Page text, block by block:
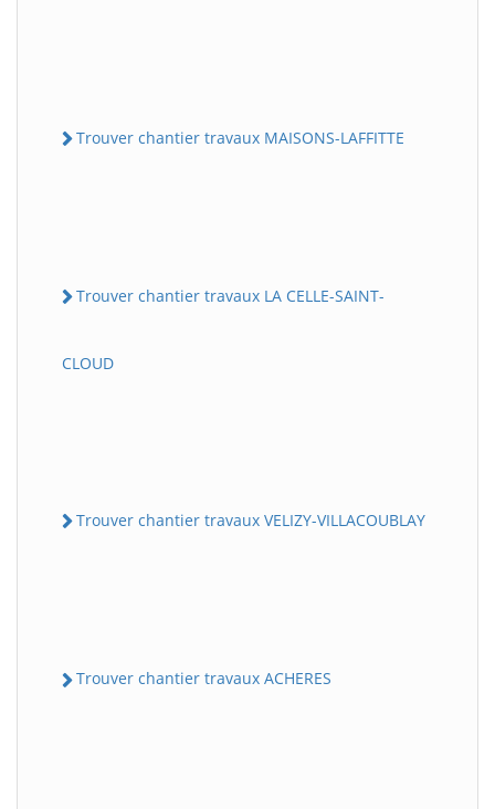
Trouver chantier travaux MAISONS-LAFFITTE
Trouver chantier travaux LA CELLE-SAINT-
CLOUD
Trouver chantier travaux VELIZY-VILLACOUBLAY
Trouver chantier travaux ACHERES